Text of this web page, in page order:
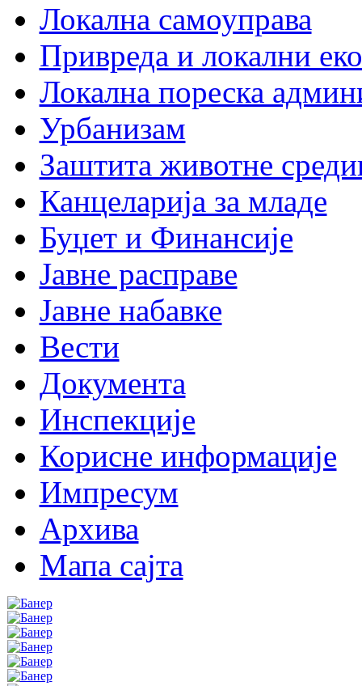
Локална самоуправа
Привреда и локални
Локална пореска
Урбанизам
Заштита животне
Канцеларија за младе
Буџет и Финансије
Јавне расправе
Јавне набавке
Вести
Документа
Инспекције
Корисне информације
Импресум
Архива
Мапа сајта